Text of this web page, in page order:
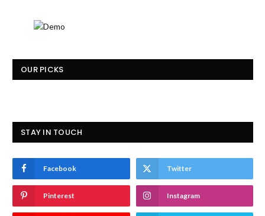
OUR PICKS
STAY IN TOUCH
Facebook Twitter
Pinterest Instagram